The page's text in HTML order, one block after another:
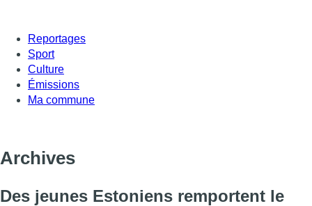
Reportages
Sport
Culture
Émissions
Ma commune
Archives
Des jeunes Estoniens remportent le